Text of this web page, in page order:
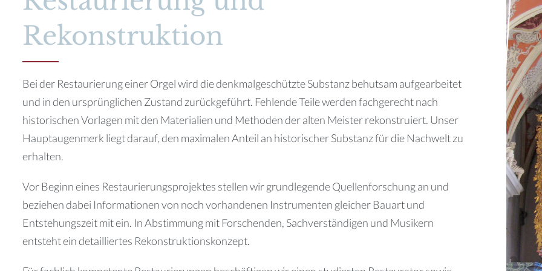
Rekonstruktion
Bei der Restaurierung einer Orgel wird die denkmalgeschützte Substanz behutsam aufgearbeitet
und in den ursprünglichen Zustand zurückgeführt. Fehlende Teile werden fachgerecht nach
historischen Vorlagen mit den Materialien und Methoden der alten Meister rekonstruiert. Unser
Hauptaugenmerk liegt darauf, den maximalen Anteil an historischer Substanz für die Nachwelt zu
erhalten.
Vor Beginn eines Restaurierungsprojektes stellen wir grundlegende Quellenforschung an und
beziehen dabei Informationen von noch vorhandenen Instrumenten gleicher Bauart und
Entstehungszeit mit ein. In Abstimmung mit Forschenden, Sachverständigen und Musikern
entsteht ein detailliertes Rekonstruktionskonzept.